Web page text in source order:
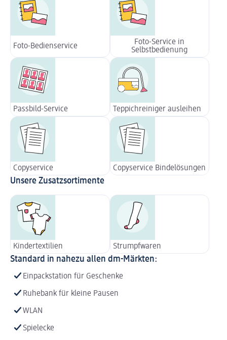
Foto-Bedienservice
Foto-Service in
Selbstbedienung
Passbild-Service Teppichreiniger ausleihen
Copyservice Copyservice Bindelösungen
Unsere Zusatzsortimente
Kindertextilien Strumpfwaren
Standard in nahezu allen dm-Märkten:
Einpackstation für Geschenke
Ruhebank für kleine Pausen
WLAN
Spielecke